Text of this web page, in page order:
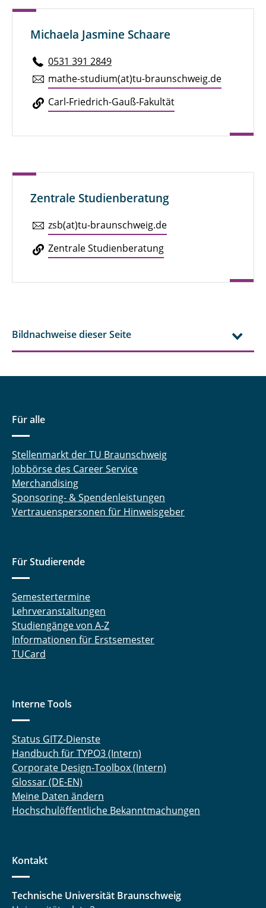
Michaela Jasmine Schaare
0531 391 2849
mathe-studium(at)tu-braun­schweig.de
Carl-Fried­rich-Gauß-Fa­kul­tät
Zentrale Studienberatung
zsb(at)tu-braun­schweig.de
Zen­tra­le Stu­di­en­be­ra­tung
Bildnachweise dieser Seite
Für alle
Stellenmarkt der TU Braunschweig
Jobbörse des Career Service
Merchandising
Sponsoring- & Spendenleistungen
Vertrauenspersonen für Hinweisgeber
Für Studierende
Semestertermine
Lehrveranstaltungen
Studiengänge von A-Z
Informationen für Erstsemester
TUCard
Interne Tools
Status GITZ-Dienste
Handbuch für TYPO3 (Intern)
Corporate Design-Toolbox (Intern)
Glossar (DE-EN)
Meine Daten ändern
Hochschulöffentliche Bekanntmachungen
Kontakt
Technische Universität Braunschweig